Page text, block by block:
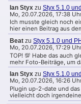
Ian Styx zuStyx 5.1.0
Mo, 20.07.2026, 17:38
Ich musste gleich noch
hier einen Beitrag aus
Beat zuStyx 5.1.0 und
Mo, 20.07.2026, 17:29
TOP! 💯 Habe das auch
mehr Foto-Beiträge, um
Ian Styx zuStyx 5.1.0
Mo, 20.07.2026, 16:26
Plugin up-2-date und
vielleicht doch